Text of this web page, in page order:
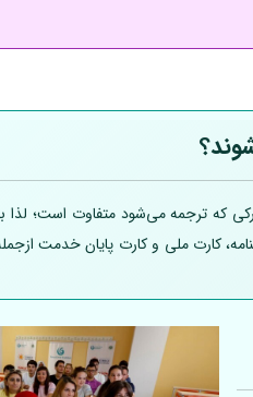
که ترجمه می‌شود متفاوت است؛ لذا
کارت ملی و کارت پایان خدمت